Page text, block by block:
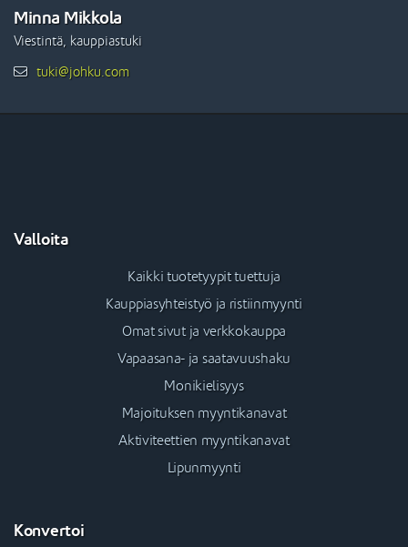
Minna Mikkola
Viestintä, kauppiastuki
tuki@johku.com
Valloita
Kaikki tuotetyypit tuettuja
Kauppiasyhteistyö ja ristiinmyynti
Omat sivut ja verkkokauppa
Vapaasana- ja saatavuushaku
Monikielisyys
Majoituksen myyntikanavat
Aktiviteettien myyntikanavat
Lipunmyynti
Konvertoi